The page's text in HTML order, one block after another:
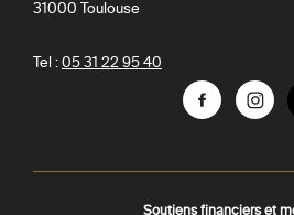
31000
Toulouse
Tel : 05 31 22 95 40
Facebook
Soutiens financiers et